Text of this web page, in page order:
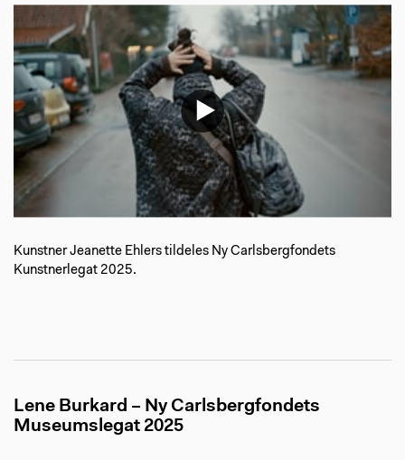
Kunstner Jeanette Ehlers tildeles Ny Carlsbergfondets
Kunstnerlegat 2025.
Lene Burkard – Ny Carlsbergfondets
Museumslegat 2025